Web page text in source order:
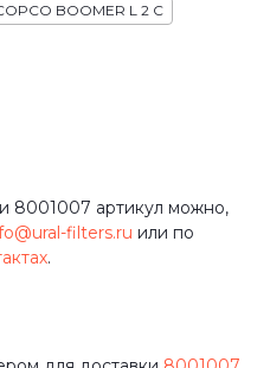
BOOMER L 2 C
8001007 артикул можно,
filters.ru или по
.